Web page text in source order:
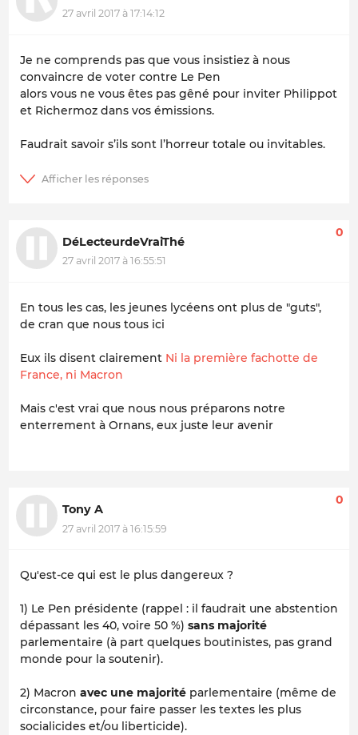
27 avril 2017 à 17:14:12
Je ne comprends pas que vous insistiez à nous
convaincre de voter contre Le Pen
alors vous ne vous êtes pas gêné pour inviter Philippot
et Richermoz dans vos émissions.
Faudrait savoir s’ils sont l’horreur totale ou invitables.
DéLecteurdeVraiThé
27 avril 2017 à 16:55:51
0
En tous les cas, les jeunes lycéens ont plus de "guts",
de cran que nous tous ici
Eux ils disent clairement Ni la première fachotte de
France, ni Macron
Mais c'est vrai que nous nous préparons notre
enterrement à Ornans, eux juste leur avenir
Tony A
27 avril 2017 à 16:15:59
0
Qu'est-ce qui est le plus dangereux ?
1) Le Pen présidente (rappel : il faudrait une abstention
dépassant les 40, voire 50 %) sans majorité
parlementaire (à part quelques boutinistes, pas grand
monde pour la soutenir).
2) Macron avec une majorité parlementaire (même de
circonstance, pour faire passer les textes les plus
socialicides et/ou liberticide).